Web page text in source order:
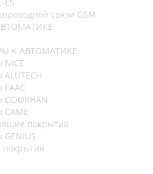
связи GSM
К АВТОМАТИКЕ
NICE
FAAC
DOORHAN
CAME
покрытия
GENIUS
покрытия